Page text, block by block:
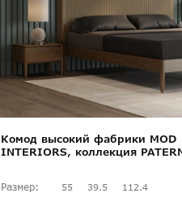
Комод высокий фабрики MOD
INTERIORS, коллекция
Размер: 55 39.5 112.4